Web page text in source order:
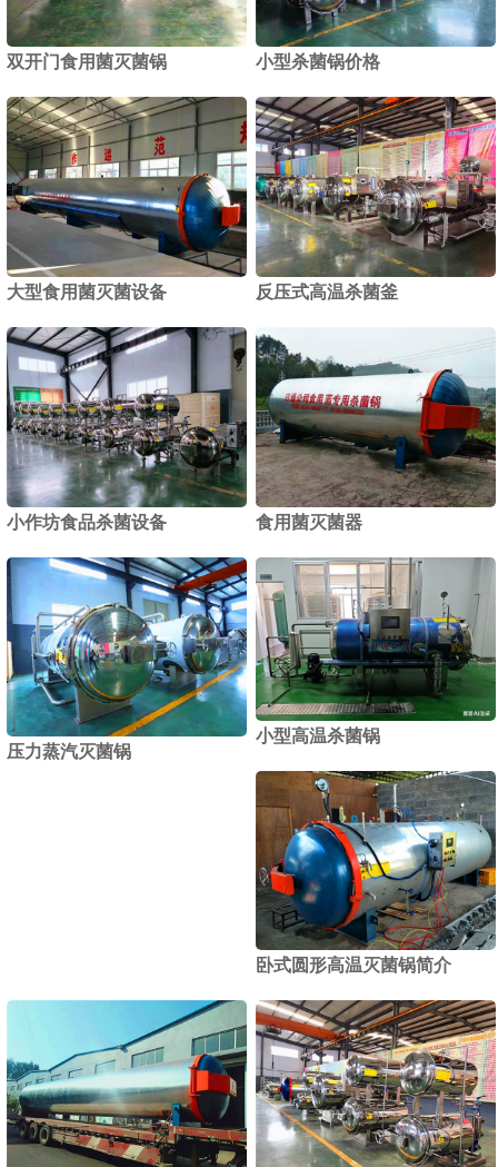
1 2
双开门食用菌灭菌锅 小型杀菌锅价格
大型食用菌灭菌设备 反压式高温杀菌釜
小作坊食品杀菌设备 食用菌灭菌器
压力蒸汽灭菌锅
小型高温杀菌锅
卧式圆形高温灭菌锅简介